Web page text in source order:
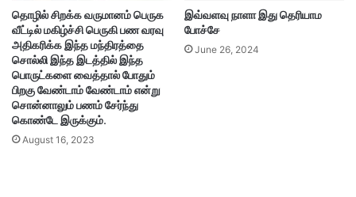
தொழில் சிறக்க வருமானம் பெருக
வீட்டில் மகிழ்ச்சி பெருகி பண வரவு
அதிகரிக்க இந்த மந்திரத்தை
சொல்லி இந்த இடத்தில் இந்த
பொருட்களை வைத்தால் போதும்
பிறகு வேண்டாம் வேண்டாம் என்று
சொன்னாலும் பணம் சேர்ந்து
கொண்டே இருக்கும்.
August 16, 2023
இவ்வளவு நாளா இது தெரியாம
போச்சே
June 26, 2024